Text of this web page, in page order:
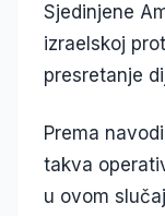
Sjedinjene
izraelskoj
presretanje
Prema
takva
u ovom